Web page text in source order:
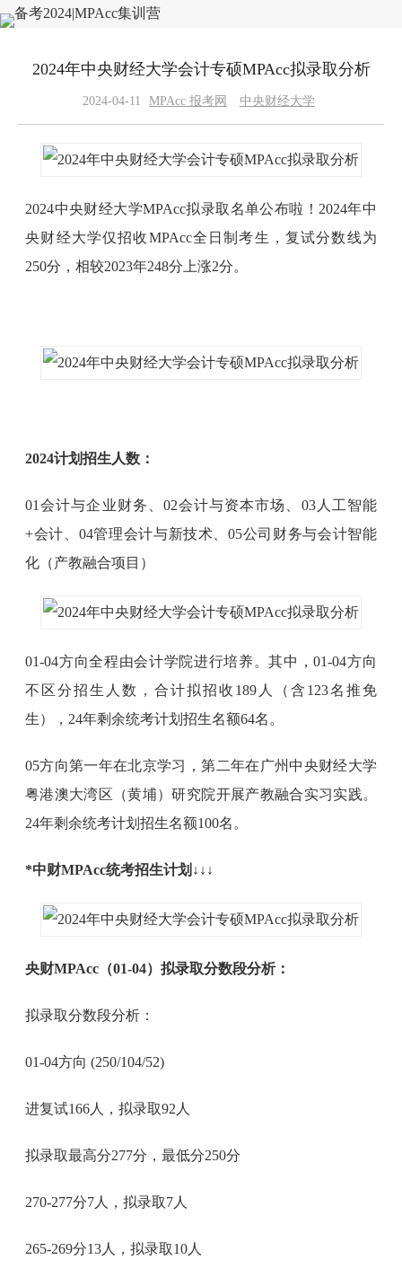
2024年中央财经大学会计专硕MPAcc拟录取分析
2024-04-11 MPAcc 报考网 中央财经大学
2024中央财经大学MPAcc拟录取名单公布啦！2024年中
央财经大学仅招收MPAcc全日制考生，复试分数线为
250分，相较2023年248分上涨2分。
2024计划招生人数：
01会计与企业财务、02会计与资本市场、03人工智能
+会计、04管理会计与新技术、05公司财务与会计智能
化（产教融合项目）
01-04方向全程由会计学院进行培养。其中，01-04方向
不区分招生人数，合计拟招收189人（含123名推免
生），24年剩余统考计划招生名额64名。
05方向第一年在北京学习，第二年在广州中央财经大学
粤港澳大湾区（黄埔）研究院开展产教融合实习实践。
24年剩余统考计划招生名额100名。
*中财MPAcc统考招生计划↓↓↓
央财MPAcc（01-04）拟录取分数段分析：
拟录取分数段分析：
01-04方向 (250/104/52)
进复试166人，拟录取92人
拟录取最高分277分，最低分250分
270-277分7人，拟录取7人
265-269分13人，拟录取10人